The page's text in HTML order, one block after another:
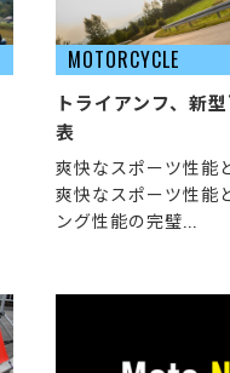
MOTORCYCLE
トライアンフ、新
表
爽快なスポーツ性能
爽快なスポーツ性能
ング性能の完璧...